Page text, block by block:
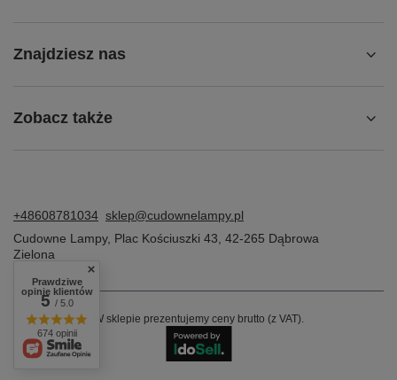
Znajdziesz nas
Zobacz także
+48608781034 sklep@cudownelampy.pl
Cudowne Lampy, Plac Kościuszki 43 42-265 Dąbrowa
Zielona
W sklepie prezentujemy ceny brutto (z VAT).
Prawdziwe
opinie klientów
5/ 5.0
674 opinii